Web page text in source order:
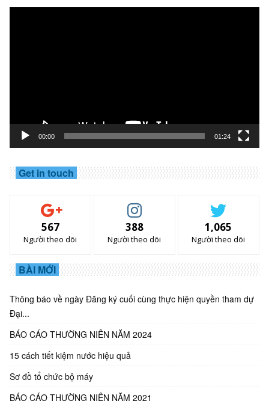
00:00 01:24
Get in touch
567
Người theo dõi
388
Người theo dõi
1,065
Người theo dõi
BÀI MỚI
Thông báo về ngày Đăng ký cuối cùng thực hiện quyền tham dự
Đại...
BÁO CÁO THƯỜNG NIÊN NĂM 2024
15 cách tiết kiệm nước hiệu quả
Sơ đồ tổ chức bộ máy
BÁO CÁO THƯỜNG NIÊN NĂM 2021